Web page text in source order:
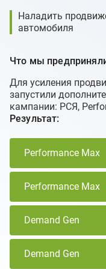
Наладить
автомобиля
Что мы
Для усиления
запустили
кампании: РСЯ,
Результат:
Performance Max
Performance Max
Demand Gen
Demand Gen